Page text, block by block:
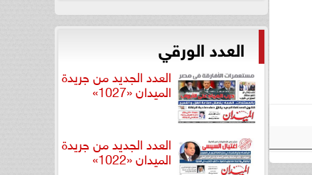
العدد الورقي
العدد الجديد من جريدة
الميدان «1027»
العدد الجديد من جريدة
الميدان «1022»